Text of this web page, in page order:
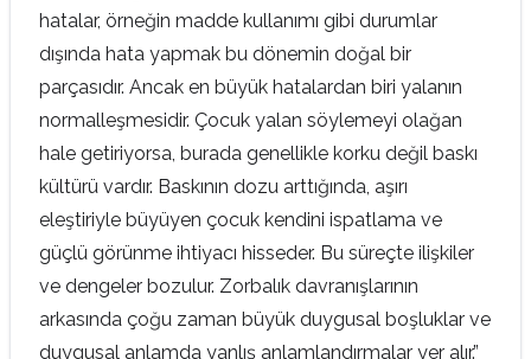
hatalar, örneğin madde kullanımı gibi durumlar
dışında hata yapmak bu dönemin doğal bir
parçasıdır. Ancak en büyük hatalardan biri yalanın
normalleşmesidir. Çocuk yalan söylemeyi olağan
hale getiriyorsa, burada genellikle korku değil baskı
kültürü vardır. Baskının dozu arttığında, aşırı
eleştiriyle büyüyen çocuk kendini ispatlama ve
güçlü görünme ihtiyacı hisseder. Bu süreçte ilişkiler
ve dengeler bozulur. Zorbalık davranışlarının
arkasında çoğu zaman büyük duygusal boşluklar ve
duygusal anlamda yanlış anlamlandırmalar yer alır.”